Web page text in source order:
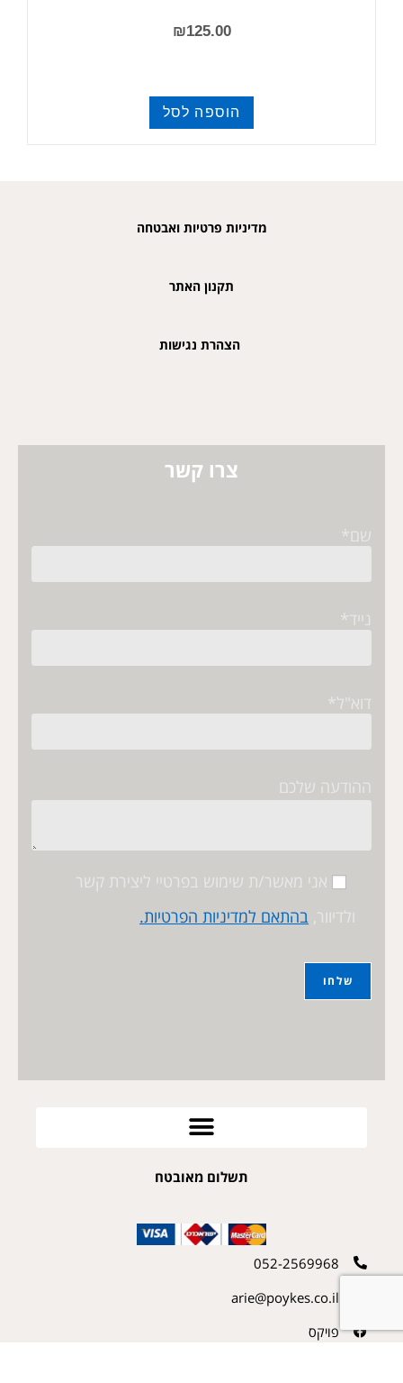
₪125.00
הוספה לסל
מדיניות פרטיות ואבטחה
תקנון האתר
הצהרת נגישות
צרו קשר
שם*
נייד*
דוא"ל*
ההודעה שלכם
אני מאשר/ת שימוש בפרטיי ליצירת קשר
ולדיוור, בהתאם למדיניות הפרטיות.
052-2569968
arie@poykes.co.il
פויקס
תשלום מאובטח